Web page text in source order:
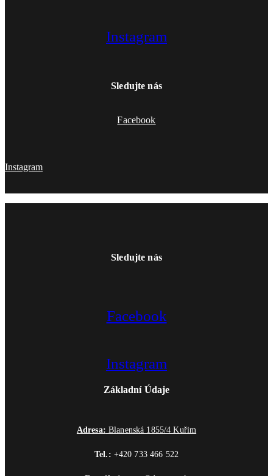
Instagram
Sledujte nás
Facebook
Instagram
Sledujte nás
Facebook
Instagram
Základní Údaje
Adresa: Blanenská 1855/4 Kuřim
Tel.: +420 733 466 522